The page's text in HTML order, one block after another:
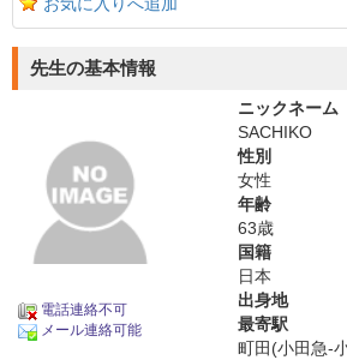
お気に入りへ追加
先生の基本情報
電話連絡不可
メール連絡可能
ニックネーム
SACHIKO
性別
女性
年齢
63歳
国籍
日本
出身地
最寄駅
町田(小田急-